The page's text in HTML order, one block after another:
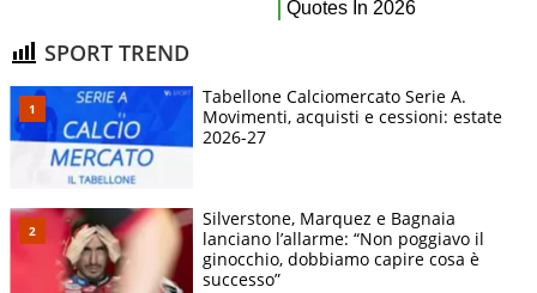
SPORT TREND
Tabellone Calciomercato Serie A.
Movimenti, acquisti e cessioni: estate
2026-27
Silverstone, Marquez e Bagnaia
lanciano l’allarme: “Non poggiavo il
ginocchio, dobbiamo capire cosa è
successo”